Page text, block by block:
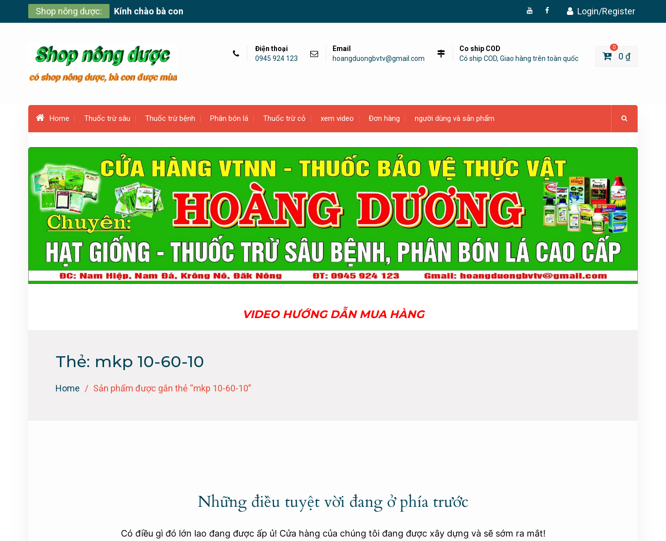
to
Shop nông dược: Kính chào bà con
Login/Register
Điện thoại
0945 924 123
Email
hoangduongbvtv@gmail.com
Co ship COD
Có ship COD, Giao hàng trên toàn quốc
0
0 ₫
Home Thuốc trừ sâu Thuốc trừ bệnh Phân bón lá Thuốc trừ cỏ xem video Đơn hàng người dùng và sản phẩm
VIDEO HƯỚNG DẪN MUA HÀNG
Thẻ: mkp 10-60-10
Home Sản phẩm được gắn thẻ “mkp 10-60-10”
Những điều tuyệt vời đang ở phía trước
Có điều gì đó lớn lao đang được ấp ủ! Cửa hàng của chúng tôi đang được xây dựng và sẽ sớm ra mắt!